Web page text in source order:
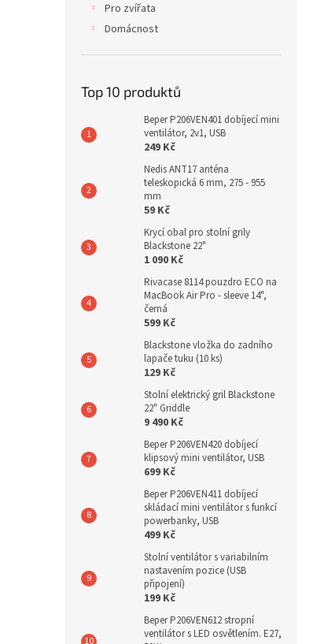
Pro zvířata
Domácnost
Top 10 produktů
Beper P206VEN401 dobíjecí mini
ventilátor, 2v1, USB
249 Kč
Nedis ANT17 anténa
teleskopická 6 mm, 275 - 955
mm
59 Kč
Krycí obal pro stolní grily
Blackstone 22"
1 090 Kč
Rivacase 8114 pouzdro ECO na
MacBook Air Pro - sleeve 14",
černá
599 Kč
Blackstone vložka do zadního
lapače tuku (10 ks)
129 Kč
Stolní elektrický gril Blackstone
22" Griddle
9 490 Kč
Beper P206VEN420 dobíjecí
klipsový mini ventilátor, USB
699 Kč
Beper P206VEN411 dobíjecí
skládací mini ventilátor s funkcí
powerbanky, USB
499 Kč
Stolní ventilátor s variabilním
nastavením pozice (USB
připojení)
199 Kč
Beper P206VEN612 stropní
ventilátor s LED osvětlením. E27,